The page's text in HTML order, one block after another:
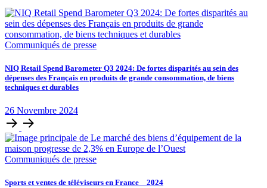
Communiqués de presse
NIQ Retail Spend Barometer Q3 2024: De fortes disparités au sein des
dépenses des Français en produits de grande consommation, de biens
techniques et durables
26 Novembre 2024
Communiqués de presse
Sports et ventes de téléviseurs en France _ 2024